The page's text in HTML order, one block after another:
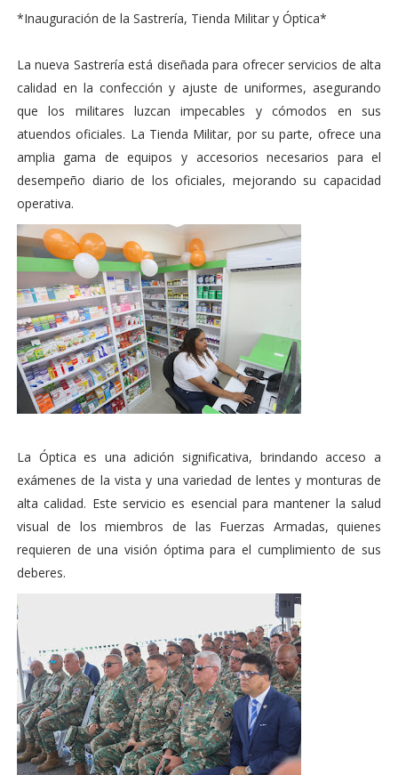
*Inauguración de la Sastrería, Tienda Militar y Óptica*
La nueva Sastrería está diseñada para ofrecer servicios de alta
calidad en la confección y ajuste de uniformes, asegurando
que los militares luzcan impecables y cómodos en sus
atuendos oficiales. La Tienda Militar, por su parte, ofrece una
amplia gama de equipos y accesorios necesarios para el
desempeño diario de los oficiales, mejorando su capacidad
operativa.
La Óptica es una adición significativa, brindando acceso a
exámenes de la vista y una variedad de lentes y monturas de
alta calidad. Este servicio es esencial para mantener la salud
visual de los miembros de las Fuerzas Armadas, quienes
requieren de una visión óptima para el cumplimiento de sus
deberes.